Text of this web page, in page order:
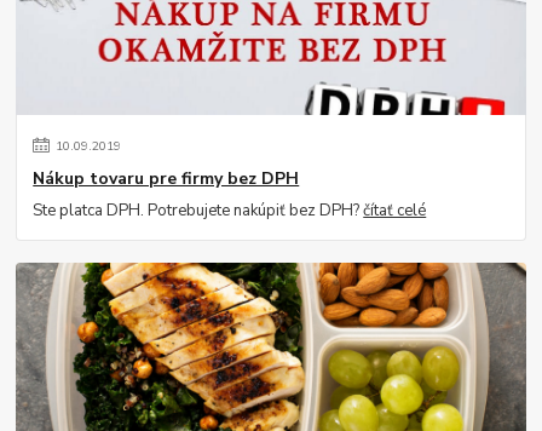
10.09.2019
Nákup tovaru pre firmy bez DPH
Ste platca DPH. Potrebujete nakúpiť bez DPH?čítať celé